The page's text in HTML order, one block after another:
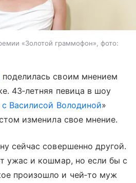
«Золотой граммофон», фото:
поделилась своим мнением
43‑летняя певица в шоу
Василисой Володиной»
изменила свое мнение.
сейчас совершенно другой.
ужас и кошмар, но если бы с
произошло и чей‑то муж